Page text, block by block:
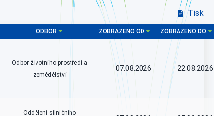
Tisk
ODBOR ZOBRAZENO OD ZOBRAZENO DO
Odbor životního prostředí a
zemědělství
07.08.2026 22.08.2026
Oddělení silničního